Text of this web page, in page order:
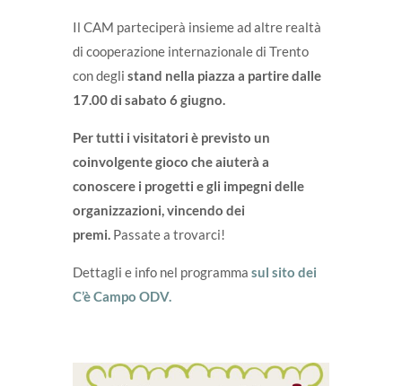
Il CAM parteciperà insieme ad altre realtà
di cooperazione internazionale di Trento
con degli stand nella piazza a partire dalle
17.00 di sabato 6 giugno.
Per tutti i visitatori è previsto un
coinvolgente gioco che aiuterà a
conoscere i progetti e gli impegni delle
organizzazioni, vincendo dei
premi. Passate a trovarci!
Dettagli e info nel programma sul sito dei
C’è Campo ODV.